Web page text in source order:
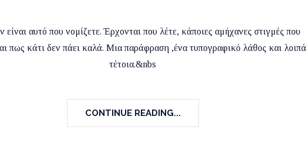
byRunvel Europe A
είναι αυτό που νομίζετε. Έρχονται που λέτε, κάποιες αμήχανες στιγμές που
πως κάτι δεν πάει καλά. Μια παράφραση ,ένα τυπογραφικό λάθος και λοιπά
τέτοια.&nbs
CONTINUE READING...